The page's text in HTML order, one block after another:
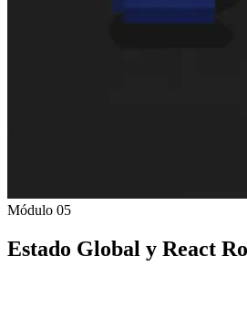
Módulo 05
Estado Global y React